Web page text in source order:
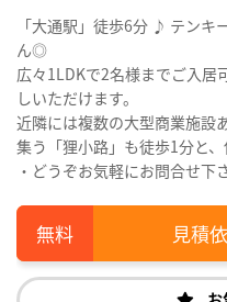
「大通駅」徒歩6分 ♪ テンキ
ん◎
広々1LDKで2名様までご入居
しいただけます。
近隣には複数の大型商業施設
集う「狸小路」も徒歩1分と、
・どうぞお気軽にお問合せ下
見積